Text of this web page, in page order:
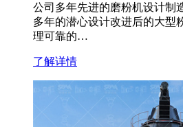
公司多年先进的磨粉机设计制
多年的潜心设计改进后的大型
理可靠的…
了解详情